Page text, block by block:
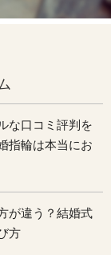
な口コミ評判を
指輪は本当にお
が違う？結婚式
方